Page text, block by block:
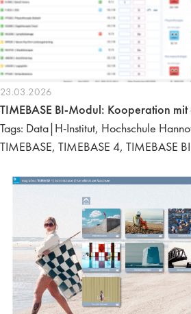
23.03.2026
TIMEBASE BI-Modul: Kooperation
Tags: Data|H-Institut, Hochschule
TIMEBASE, TIMEBASE 4, TIMEBASE BI